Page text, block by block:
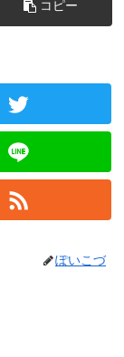
コピー
ぽいこづ